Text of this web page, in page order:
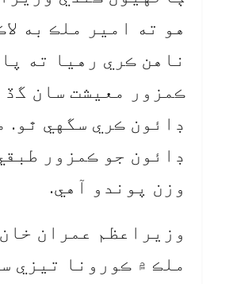
هو ته امير ملڪ به
ناهن ڪري رهيا ته
ڪمزور معيشت سان گڏ
ڊائون ڪري سگهي ٿو.
ڊائون جو ڪمزور
وزن پوندو آهي.
وزيراعظم عمران
ملڪ ۾ ڪورونا تيزي